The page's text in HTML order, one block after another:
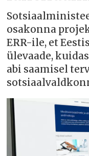
osakonna
ERR-ile, et
ülevaade,
abi saamisel